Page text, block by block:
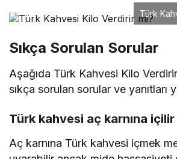
Türk
Sıkça Sorulan Sorular
Aşağıda Türk Kahvesi Kilo
sıkça sorulan sorular ve yanıtları
Türk kahvesi aç karnına içilir
Aç karnına Türk kahvesi içmek